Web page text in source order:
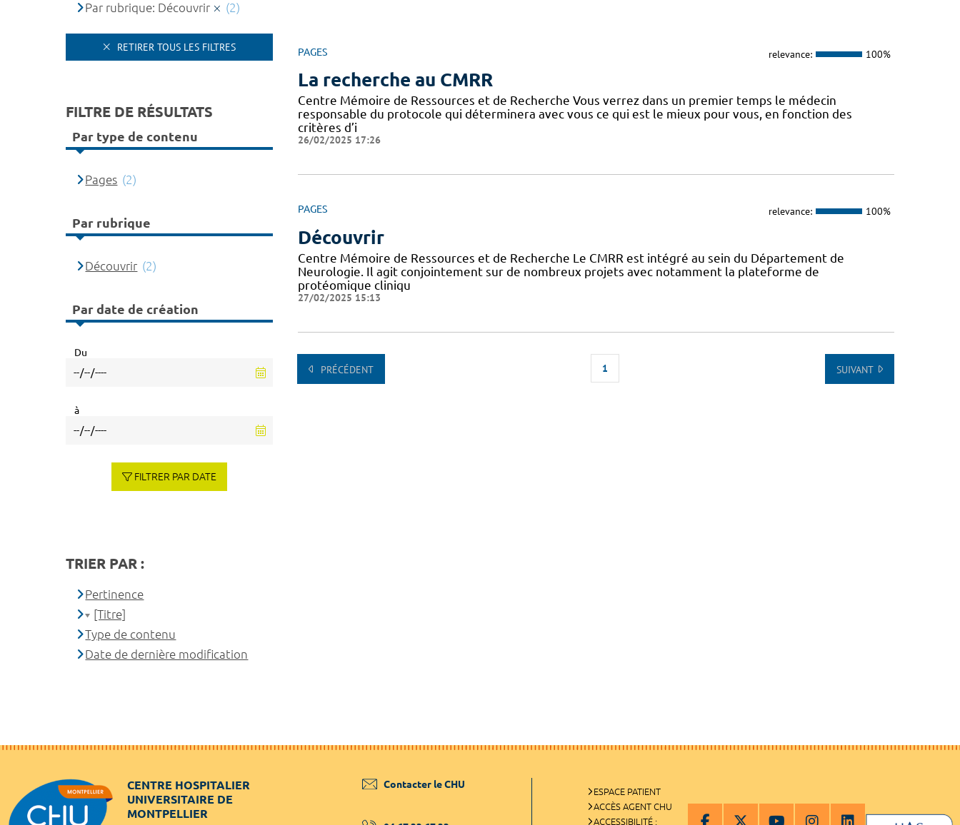
PAGES relevance: 100%
La recherche au CMRR
Centre Mémoire de Ressources et de Recherche Vous verrez dans un premier temps le médecin
responsable du protocole qui déterminera avec vous ce qui est le mieux pour vous, en fonction des
critères d’i
26/02/2025 17:26
PAGES relevance: 100%
Découvrir
Centre Mémoire de Ressources et de Recherche Le CMRR est intégré au sein du Département de
Neurologie. Il agit conjointement sur de nombreux projets avec notamment la plateforme de
protéomique cliniqu
27/02/2025 15:13
PRÉCÉDENT 1 SUIVANT
Par rubrique: Découvrir
(2)
RETIRER TOUS LES FILTRES
FILTRE DE RÉSULTATS
Par type de contenu
Pages (2)
Par rubrique
Découvrir (2)
Par date de création
Du
à
FILTRER PAR DATE
TRIER PAR :
Pertinence
[Titre]
Type de contenu
Date de dernière modification
CENTRE HOSPITALIER
UNIVERSITAIRE DE
MONTPELLIER
Contacter le CHU
ESPACE PATIENT
ACCÈS AGENT CHU
ACCESSIBILITÉ :